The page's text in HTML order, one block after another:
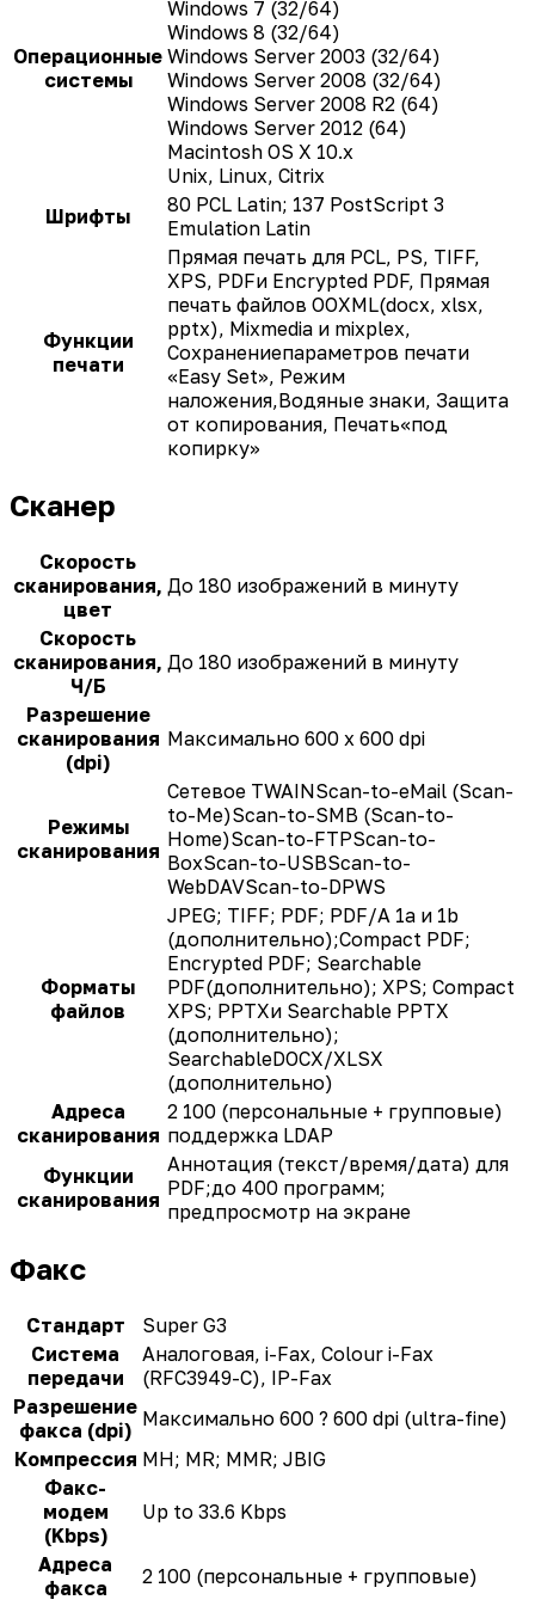
Операционные
системы
Windows 7 (32/64)
Windows 8 (32/64)
Windows Server 2003 (32/64)
Windows Server 2008 (32/64)
Windows Server 2008 R2 (64)
Windows Server 2012 (64)
Macintosh OS X 10.x
Unix, Linux, Citrix
Шрифты
80 PCL Latin; 137 PostScript 3
Emulation Latin
Функции
печати
Прямая печать для PCL, PS, TIFF,
XPS, PDFи Encrypted PDF, Прямая
печать файлов OOXML(docx, xlsx,
pptx), Mixmedia и mixplex,
Сохранениепараметров печати
«Easy Set», Режим
наложения,Водяные знаки, Защита
от копирования, Печать«под
копирку»
Сканер
Скорость
сканирования,
цвет
До 180 изображений в минуту
Скорость
сканирования,
Ч/Б
До 180 изображений в минуту
Разрешение
сканирования
(dpi)
Максимально 600 x 600 dpi
Режимы
сканирования
Сетевое TWAINScan-to-eMail (Scan-
to-Me)Scan-to-SMB (Scan-to-
Home)Scan-to-FTPScan-to-
BoxScan-to-USBScan-to-
WebDAVScan-to-DPWS
Форматы
файлов
JPEG; TIFF; PDF; PDF/A 1a и 1b
(дополнительно);Compact PDF;
Encrypted PDF; Searchable
PDF(дополнительно); XPS; Compact
XPS; PPTXи Searchable PPTX
(дополнительно);
SearchableDOCX/XLSX
(дополнительно)
Адреса
сканирования
2 100 (персональные + групповые)
поддержка LDAP
Функции
сканирования
Аннотация (текст/время/дата) для
PDF;до 400 программ;
предпросмотр на экране
Факс
Стандарт
Super G3
Система
передачи
Аналоговая, i-Fax, Colour i-Fax
(RFC3949-C), IP-Fax
Разрешение
факса (dpi) Максимально 600 ? 600 dpi (ultra-fine)
Компрессия MH; MR; MMR; JBIG
Факс-
модем
(Kbps)
Up to 33.6 Kbps
Адреса
факса
2 100 (персональные + групповые)